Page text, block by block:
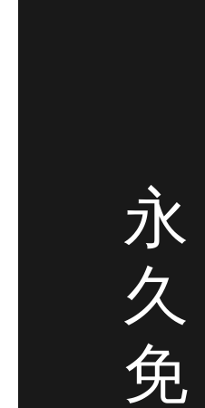
永
久
免